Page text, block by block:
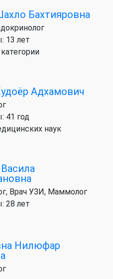
Бахтияровна
13 лет
Адхамович
41 год
наук
Врач УЗИ, Маммолог
28 лет
Нилюфар